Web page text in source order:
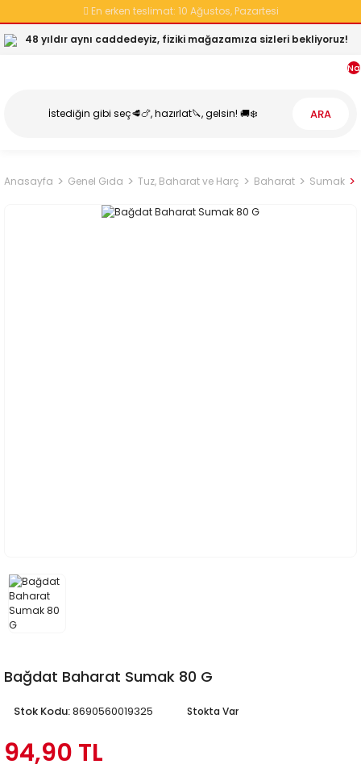
En erken teslimat: 10 Ağustos, Pazartesi
48 yıldır aynı caddedeyiz, fiziki mağazamıza sizleri bekliyoruz!
ARA
Anasayfa Genel Gıda Tuz, Baharat ve Harç Baharat Sumak
Bağdat Baharat Sumak 80 G
Stok Kodu:8690560019325 Stokta Var
94,90 TL